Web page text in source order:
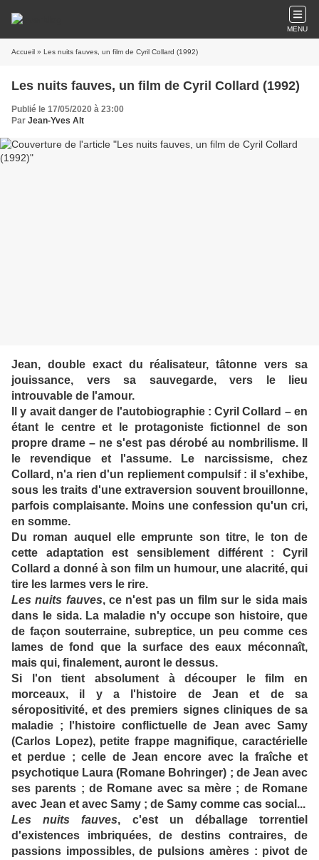
MENU
Accueil » Les nuits fauves, un film de Cyril Collard (1992)
Les nuits fauves, un film de Cyril Collard (1992)
Publié le 17/05/2020 à 23:00
Par Jean-Yves Alt
Jean, double exact du réalisateur, tâtonne vers sa
jouissance, vers sa sauvegarde, vers le lieu
introuvable de l'amour.
Il y avait danger de l'autobiographie : Cyril Collard – en
étant le centre et le protagoniste fictionnel de son
propre drame – ne s'est pas dérobé au nombrilisme. Il
le revendique et l'assume. Le narcissisme, chez
Collard, n'a rien d'un repliement compulsif : il s'exhibe,
sous les traits d'une extraversion souvent brouillonne,
parfois complaisante. Moins une confession qu'un cri,
en somme.
Du roman auquel elle emprunte son titre, le ton de
cette adaptation est sensiblement différent : Cyril
Collard a donné à son film un humour, une alacrité, qui
tire les larmes vers le rire.
Les nuits fauves, ce n'est pas un film sur le sida mais
dans le sida. La maladie n'y occupe son histoire, que
de façon souterraine, subreptice, un peu comme ces
lames de fond que la surface des eaux méconnaît,
mais qui, finalement, auront le dessus.
Si l'on tient absolument à découper le film en
morceaux, il y a l'histoire de Jean et de sa
séropositivité, et des premiers signes cliniques de sa
maladie ; l'histoire conflictuelle de Jean avec Samy
(Carlos Lopez), petite frappe magnifique, caractérielle
et perdue ; celle de Jean encore avec la fraîche et
psychotique Laura (Romane Bohringer) ; de Jean avec
ses parents ; de Romane avec sa mère ; de Romane
avec Jean et avec Samy ; de Samy comme cas social...
Les nuits fauves, c'est un déballage torrentiel
d'existences imbriquées, de destins contraires, de
passions impossibles, de pulsions amères : pivot de